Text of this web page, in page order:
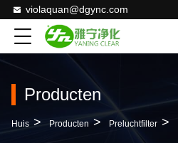
violaquan@dgync.com
Producten
Huis > Producten > Preluchtfilter >